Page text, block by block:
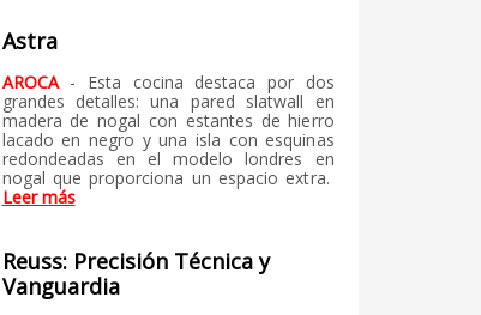
Astra
AROCA - Esta cocina destaca por dos
grandes detalles: una pared slatwall en
madera de nogal con estantes de hierro
lacado en negro y una isla con esquinas
redondeadas en el modelo londres en
nogal que proporciona un espacio extra.
Leer más
Reuss: Precisión Técnica y
Vanguardia